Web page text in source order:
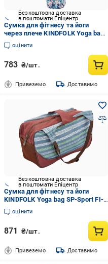
Безкоштовна доставка
в поштомати Епіцентр
Сумка для фітнесу та йоги
через плече KINDFOLK Yoga bag
SP-Sport FI-8364-2 Рожевий/
Блакитний (NA004384)
оцінити
783 ₴/шт.
Привеземо Доставимо
Безкоштовна доставка
в поштомати Епіцентр
Сумка для фітнесу та йоги
KINDFOLK Yoga bag SP-Sport FI-
8366-3 Сірий/Синій (NA004378)
оцінити
871 ₴/шт.
Привеземо Доставимо